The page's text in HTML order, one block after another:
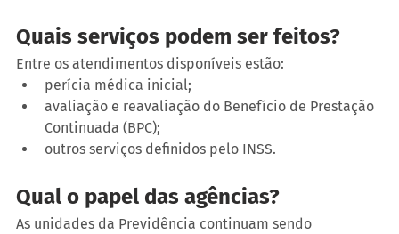
Quais serviços podem ser feitos?
Entre os atendimentos disponíveis estão:
perícia médica inicial;
avaliação e reavaliação do Benefício de Prestação
Continuada (BPC);
outros serviços definidos pelo INSS.
Qual o papel das agências?
As unidades da Previdência continuam sendo